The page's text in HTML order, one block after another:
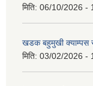
मिति: 06/10/2026 -
खडक बहुमुखी क्याम्पस
मिति: 03/02/2026 -